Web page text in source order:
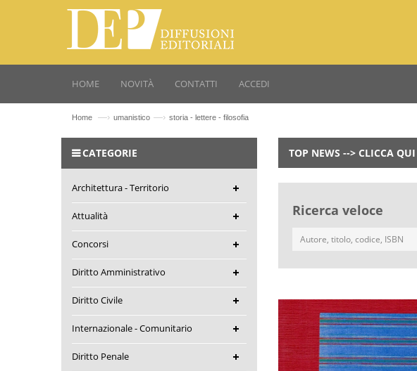
HOME NOVITÀ CONTATTI ACCEDI
Home —› umanistico —› storia - lettere - filosofia
TOP NEWS --> CLICCA QUI
Ricerca veloce
CATEGORIE
Architettura - Territorio
Attualità
Concorsi
Diritto Amministrativo
Diritto Civile
Internazionale - Comunitario
Diritto Penale